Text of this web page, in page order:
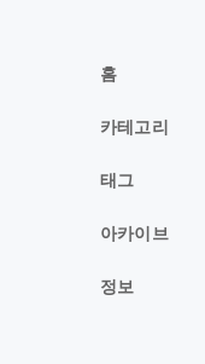
홈
카테고리
태그
아카이브
정보